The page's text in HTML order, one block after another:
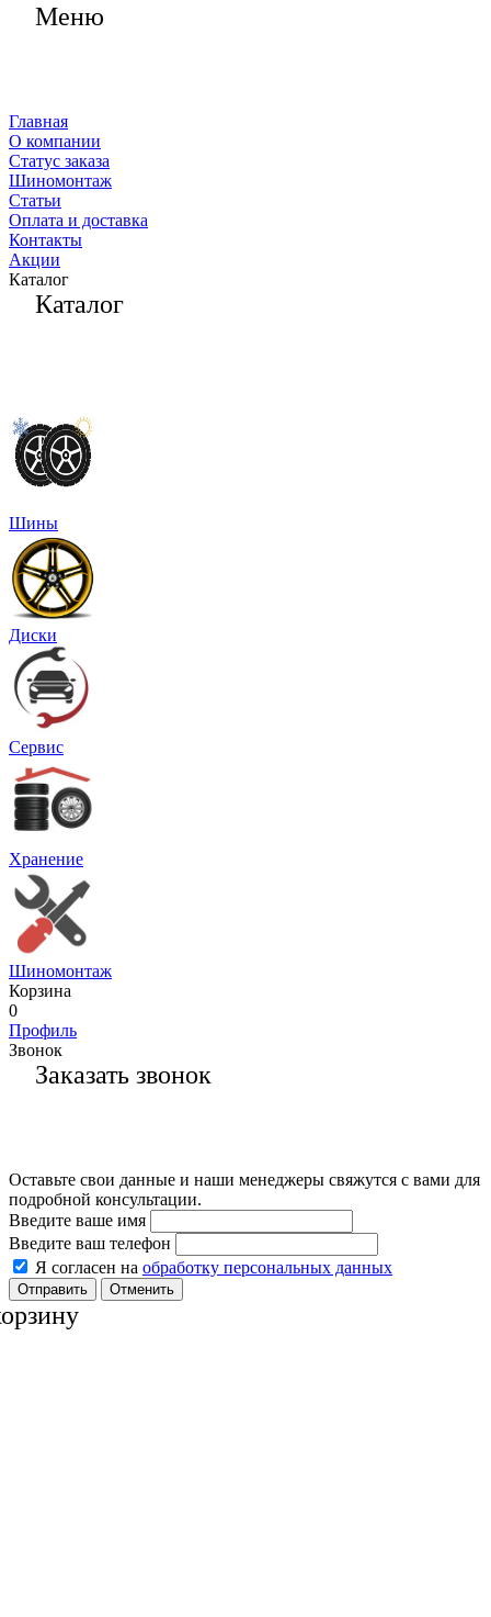
Меню
Главная
О компании
Статус заказа
Шиномонтаж
Статьи
Оплата и доставка
Контакты
Акции
Каталог
Каталог
Шины
Диски
Сервис
Хранение
Шиномонтаж
Корзина
0
Профиль
Звонок
Заказать звонок
Оставьте свои данные и наши менеджеры свяжутся с вами для
подробной консультации.
Введите ваше имя
Введите ваш телефон
Я согласен на обработку персональных данных
Отменить